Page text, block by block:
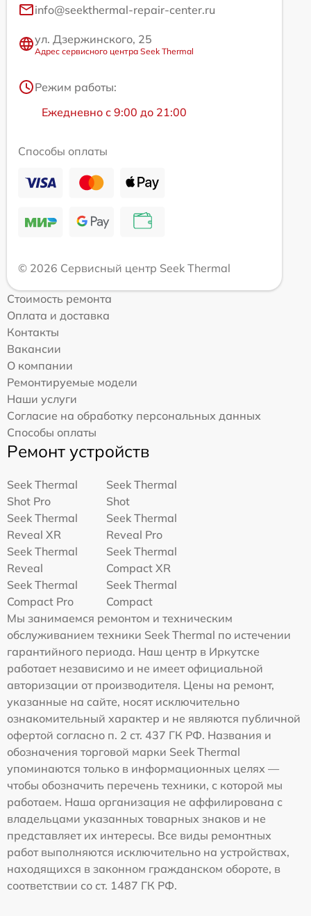
info@seekthermal-repair-center.ru
ул. Дзержинского, 25
Адрес сервисного центра Seek Thermal
Режим работы:
Ежедневно с 9:00 до 21:00
Способы оплаты
© 2026 Сервисный центр Seek Thermal
Стоимость ремонта
Оплата и доставка
Контакты
Вакансии
О компании
Ремонтируемые модели
Наши услуги
Согласие на обработку персональных данных
Способы оплаты
Ремонт устройств
Seek Thermal
Shot Pro
Seek Thermal
Shot
Seek Thermal
Reveal XR
Seek Thermal
Reveal Pro
Seek Thermal
Reveal
Seek Thermal
Compact XR
Seek Thermal
Compact Pro
Seek Thermal
Compact
Мы занимаемся ремонтом и техническим
обслуживанием техники Seek Thermal по истечении
гарантийного периода. Наш центр в Иркутске
работает независимо и не имеет официальной
авторизации от производителя. Цены на ремонт,
указанные на сайте, носят исключительно
ознакомительный характер и не являются публичной
офертой согласно п. 2 ст. 437 ГК РФ. Названия и
обозначения торговой марки Seek Thermal
упоминаются только в информационных целях —
чтобы обозначить перечень техники, с которой мы
работаем. Наша организация не аффилирована с
владельцами указанных товарных знаков и не
представляет их интересы. Все виды ремонтных
работ выполняются исключительно на устройствах,
находящихся в законном гражданском обороте, в
соответствии со ст. 1487 ГК РФ.